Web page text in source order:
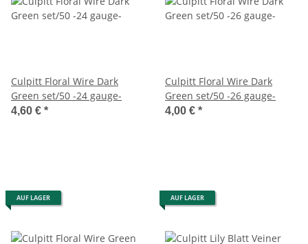
Culpitt Floral Wire Dark
Green set/50 -24 gauge-
4,60 € *
Culpitt Floral Wire Dark
Green set/50 -26 gauge-
4,00 € *
AUF LAGER AUF LAGER